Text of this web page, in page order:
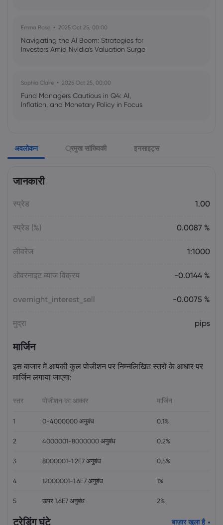
Emma Rose 2025 Oct 25, 00:00
Navigating the AI Boom: Strategies for
Investors Amid Nvidia's Valuation Surge
Sophia Claire 2025 Oct 25, 00:00
Fund Managers Cautious in Q4: AI,
Inflation, and Monetary Policy in Focus
US Government Shutdown Threatens
October Inflation Data Release
US-EU Relations: Russia Sanctions Unite
Emma Rose
Overheating, U.S. Trade Policy Risk
अवलोकन ्रमुख सांख्यिकी इनसाइट्स
जानकारी
स्प्रेड 1.00
स्प्रेड (%) 0.0087 %
लीवरेज 1:1000
ओवरनाइट ब्याज विक्रय -0.0144 %
overnight_interest_sell -0.0075 %
मुद्रा pips
मार्जिन
इस बाजार में आपकी कुल पोजीशन पर निम्नलिखित स्तरों के आधार पर
मार्जिन लगाया जाएगा:
स्तर पोजीशन का आकार मार्जिन
1 0-4000000 अनुबंध 0.1%
2 4000001-8000000 अनुबंध 0.2%
3 8000001-1.2E7 अनुबंध 0.5%
4 12000001-1.6E7 अनुबंध 1%
5 ऊपर 1.6E7 अनुबंध 2%
ट्रेडिंग घंटे बाज़ार खुला है